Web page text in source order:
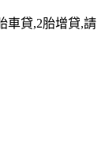
車貸,2胎增貸,請